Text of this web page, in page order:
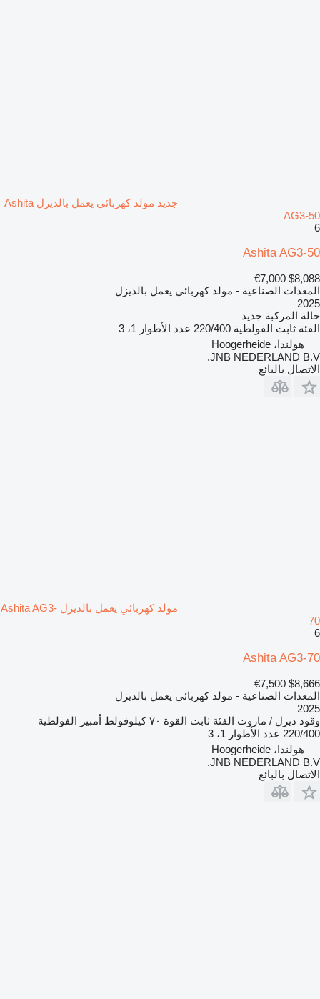
جديد مولد كهربائي يعمل بالديزل Ashita
AG3-50
6
Ashita AG3-50
$8,088
€7,000
المعدات الصناعية - مولد كهربائي يعمل بالديزل
2025
حالة المركبة جديد
الفئة ثابت الفولطية 220/400 عدد الأطوار 1، 3
هولندا، Hoogerheide
JNB NEDERLAND B.V.
الاتصال بالبائع
مولد كهربائي يعمل بالديزل Ashita AG3-
70
6
Ashita AG3-70
$8,666
€7,500
المعدات الصناعية - مولد كهربائي يعمل بالديزل
2025
وقود ديزل / مازوت الفئة ثابت القوة ٧٠ كيلوفولط أمبير
الفولطية
220/400 عدد الأطوار 1، 3
هولندا، Hoogerheide
JNB NEDERLAND B.V.
الاتصال بالبائع